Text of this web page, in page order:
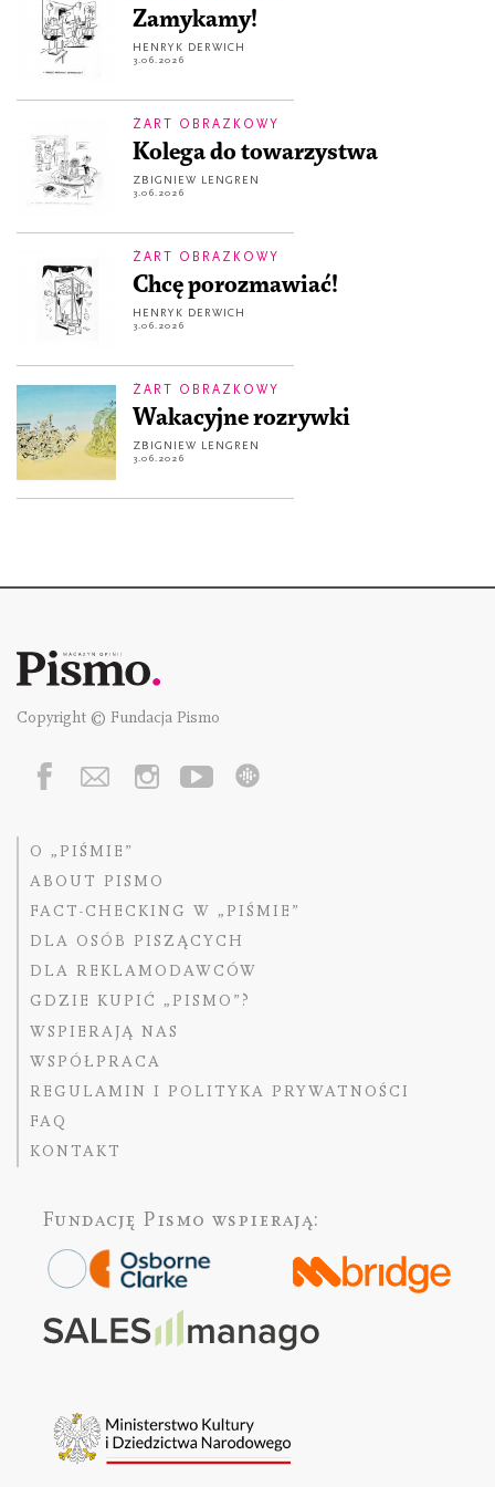
Zamykamy!
HENRYK DERWICH
3.06.2026
ŻART OBRAZKOWY
Kolega do towarzystwa
ZBIGNIEW LENGREN
3.06.2026
ŻART OBRAZKOWY
Chcę porozmawiać!
HENRYK DERWICH
3.06.2026
ŻART OBRAZKOWY
Wakacyjne rozrywki
ZBIGNIEW LENGREN
3.06.2026
Copyright © Fundacja Pismo
O „PIŚMIE”
ABOUT PISMO
FACT-CHECKING W „PIŚMIE”
DLA OSÓB PISZĄCYCH
DLA REKLAMODAWCÓW
GDZIE KUPIĆ „PISMO”?
WSPIERAJĄ NAS
WSPÓŁPRACA
REGULAMIN I POLITYKA PRYWATNOŚCI
FAQ
KONTAKT
Fundację Pismo wspierają: